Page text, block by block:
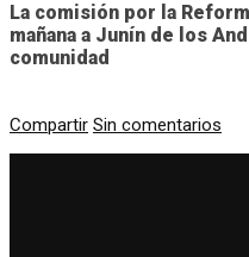
La comisión por la
mañana a Junín de los
comunidad
Compartir Sin comentarios